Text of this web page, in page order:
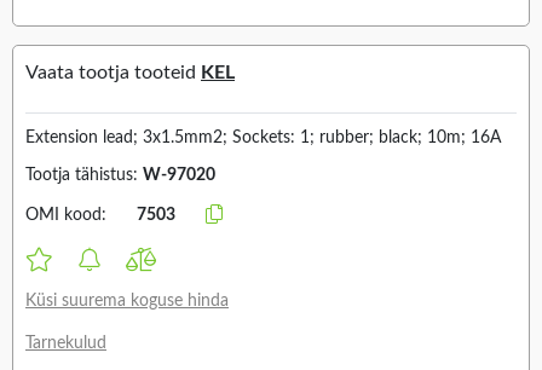
Vaata tootja tooteid KEL
Extension lead; 3x1.5mm2; Sockets: 1; rubber; black; 10m; 16A
Tootja tähistus: W-97020
OMI kood: 7503
Küsi suurema koguse hinda
Tarnekulud